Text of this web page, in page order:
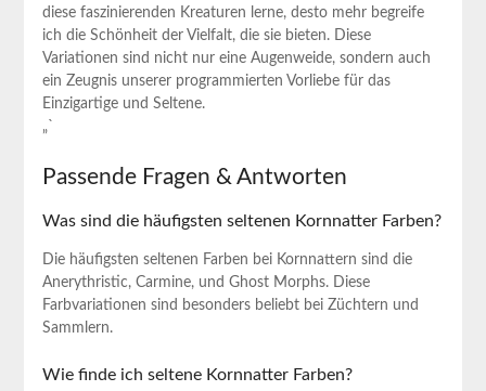
diese faszinierenden Kreaturen lerne, desto⁢ mehr begreife
ich die Schönheit der Vielfalt,⁢ die sie bieten. Diese
Variationen sind ⁤nicht⁣ nur eine ⁣Augenweide,⁣ sondern auch
ein Zeugnis unserer programmierten⁤ Vorliebe für das ​
Einzigartige und Seltene.
„`
Passende Fragen & ⁣Antworten
Was ​sind die ​häufigsten seltenen Kornnatter Farben?
Die ⁤häufigsten seltenen Farben bei Kornnattern ⁣sind die
Anerythristic, Carmine, ⁣und Ghost Morphs. Diese
‍Farbvariationen sind besonders ‍beliebt bei Züchtern und
‌Sammlern.
Wie ‍finde ⁣ich⁣ seltene Kornnatter Farben?